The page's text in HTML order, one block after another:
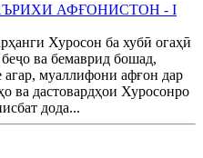
АФҒОНИСТОН - I
Хуросон ба хубӣ огаҳӣ
ва бемаврид бошад,
агар, муаллифони афғон дар
ва дастовардҳои Хуросонро
дода...